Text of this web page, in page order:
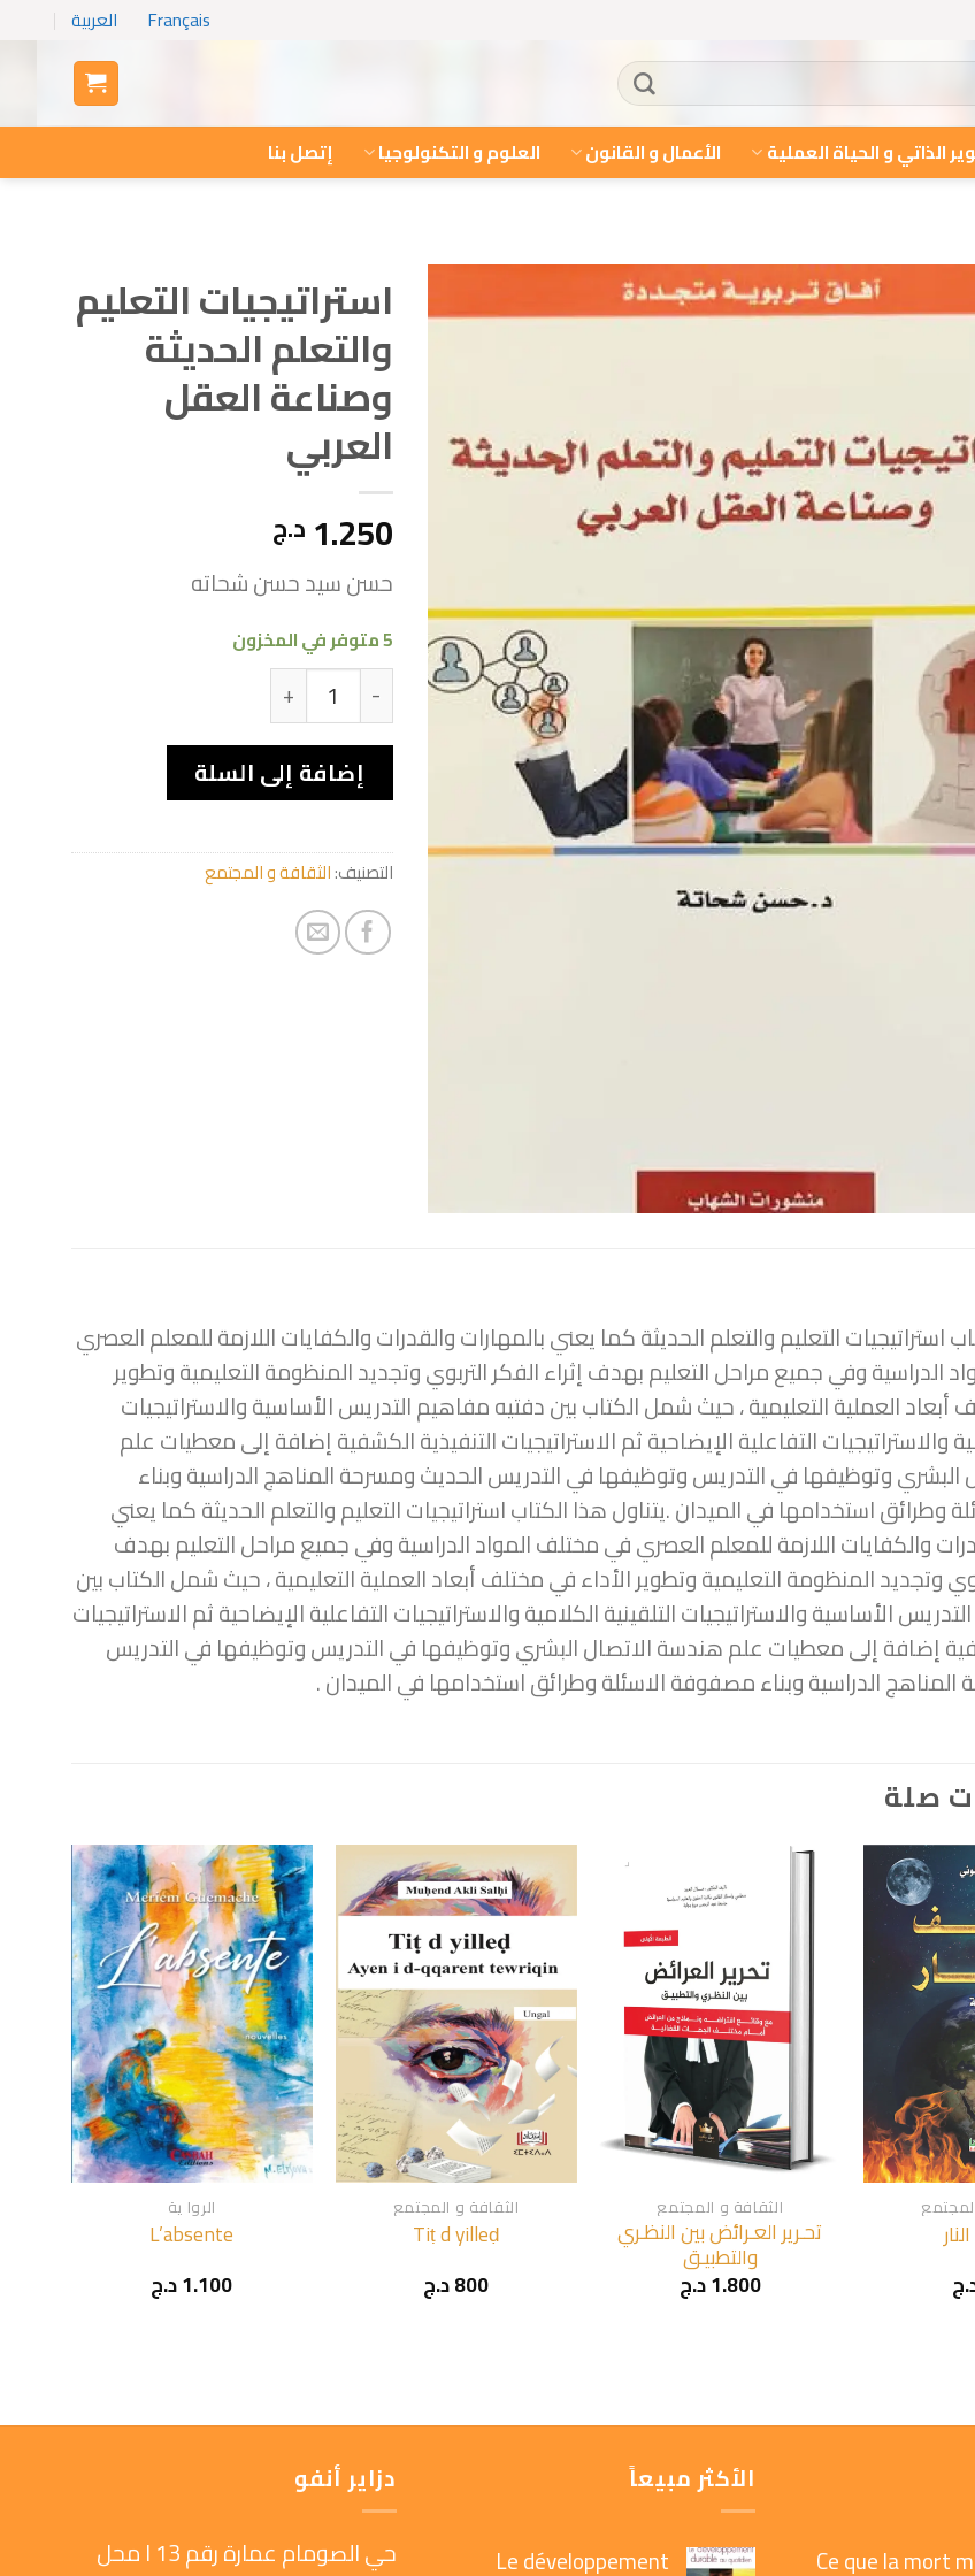
Français العربية
الذاتي و الحياة العملية الأعمال و القانون العلوم و التكنولوجيا إتصل بنا
استراتيجيات التعليم
والتعلم الحديثة
وصناعة العقل
العربي
1.250 د.ج
حسن سيد حسن شحاته
5 متوفر في المخزون
كمية استراتيجيات التعليم والتعلم
إضافة إلى السلة
التصنيف:الثقافة و المجتمع
استراتيجيات التعليم والتعلم الحديثة كما يعني بالمهارات والقدرات والكفايات اللازمة للمعلم العصري
الدراسية وفي جميع مراحل التعليم بهدف إثراء الفكر التربوي وتجديد المنظومة التعليمية وتطوير
أبعاد العملية التعليمية ، حيث شمل الكتاب بين دفتيه مفاهيم التدريس الأساسية والاستراتيجيات
والاستراتيجيات التفاعلية الإيضاحية ثم الاستراتيجيات التنفيذية الكشفية إضافة إلى معطيات علم
وتوظيفها في التدريس وتوظيفها في التدريس الحديث ومسرحة المناهج الدراسية وبناء
وطرائق استخدامها في الميدان .يتناول هذا الكتاب استراتيجيات التعليم والتعلم الحديثة كما يعني
والكفايات اللازمة للمعلم العصري في مختلف المواد الدراسية وفي جميع مراحل التعليم بهدف
وتجديد المنظومة التعليمية وتطوير الأداء في مختلف أبعاد العملية التعليمية ، حيث شمل الكتاب بين
الأساسية والاستراتيجيات التلقينية الكلامية والاستراتيجيات التفاعلية الإيضاحية ثم الاستراتيجيات
إضافة إلى معطيات علم هندسة الاتصال البشري وتوظيفها في التدريس وتوظيفها في التدريس
الدراسية وبناء مصفوفة الاسئلة وطرائق استخدامها في الميدان .
صلة
+
+
الثقافة و المجتمع
تحـرير العـرائض بين النظـري
والتطبيـق
1.800د.ج
+
الثقافة و المجتمع
Tiṭ d yilleḍ
800د.ج
+
الروا ية
L’absente
1.100د.ج
Ce que la mort
الأكثر مبيعاً
Le développement
دزاير أنفو
حي الصومام عمارة رقم 13 ا محل